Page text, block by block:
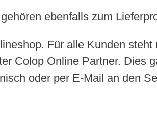
ebenfalls zum
Für alle Kunden steht
Colop Online Partner. Dies
oder per E-Mail an den